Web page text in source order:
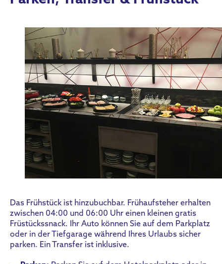
Das Frühstück ist hinzubuchbar. Frühaufsteher erhalten
zwischen 04:00 und 06:00 Uhr einen kleinen gratis
Früstückssnack. Ihr Auto können Sie auf dem Parkplatz
oder in der Tiefgarage während Ihres Urlaubs sicher
parken. Ein Transfer ist inklusive.